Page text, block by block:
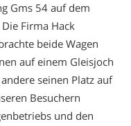
Gms 54 auf dem
Firma Hack
beide Wagen
auf einem Gleisjoch
seinen Platz auf
Besuchern
und den